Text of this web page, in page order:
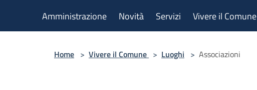
Amministrazione Novità Servizi Vivere il Comune
Home > Vivere il Comune > Luoghi > Associazioni